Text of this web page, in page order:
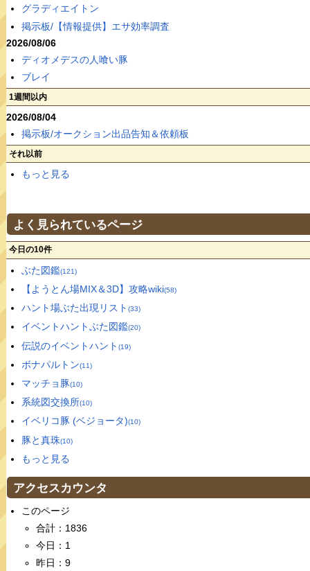
グラディエイトン
掲示板/【情報提供】エサ効率調査
2026/08/06
ディオメデスの人喰い豚
ブレイ
1週間以内
2026/08/04
掲示板/オークション出品告知＆依頼板
それ以前
もっと見る
よく見られているページ
今日の10件
ぶた図鑑(121)
【ようとん場MIX＆3D】攻略wiki(58)
ハント場ぶた出現リスト (33)
イベントハントぶた図鑑(20)
伝説のイベントハント (19)
ボナパルトン(11)
マッチョ豚(10)
系統図交換所(10)
イベリコ豚 (ベジョータ)(10)
豚と真珠(10)
もっと見る
アクセスカウンタ
このページ
合計：1836
今日：1
昨日：9